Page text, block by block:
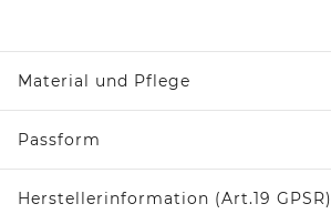
Material und Pflege
Passform
Herstellerinformation (Art.19 GPSR)